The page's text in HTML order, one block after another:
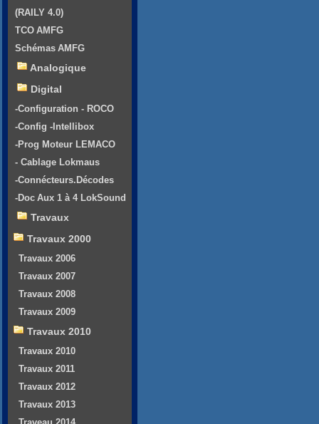
(RAILY 4.0)
TCO AMFG
Schémas AMFG
Analogique
Digital
-Configuration - ROCO
-Config -Intellibox
-Prog Moteur LEMACO
- Cablage Lokmaus
-Connécteurs.Décodes
-Doc Aux 1 à 4 LokSound
Travaux
Travaux 2000
Travaux 2006
Travaux 2007
Travaux 2008
Travaux 2009
Travaux 2010
Travaux 2010
Travaux 2011
Travaux 2012
Travaux 2013